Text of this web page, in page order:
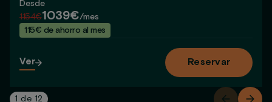
Desde
1154€1039€/mes
115€ de ahorro al mes
Ver Reservar
1 de 12